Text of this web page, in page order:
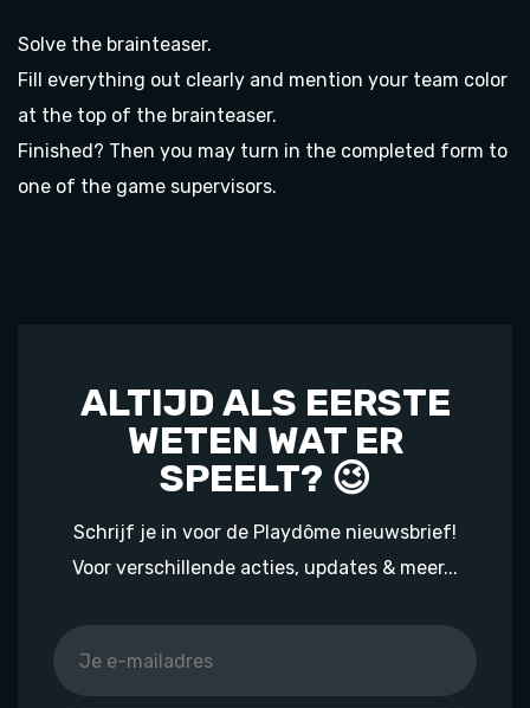
Solve the brainteaser.
Fill everything out clearly and mention your team color
at the top of the brainteaser.
Finished? Then you may turn in the completed form to
one of the game supervisors.
ALTIJD ALS EERSTE
WETEN WAT ER
SPEELT? 😉
Schrijf je in voor de Playdôme nieuwsbrief!
Voor verschillende acties, updates & meer...